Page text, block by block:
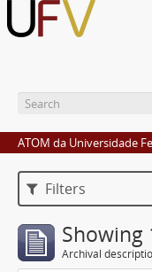
ATOM da Universidade
Filters
Showing
Archival